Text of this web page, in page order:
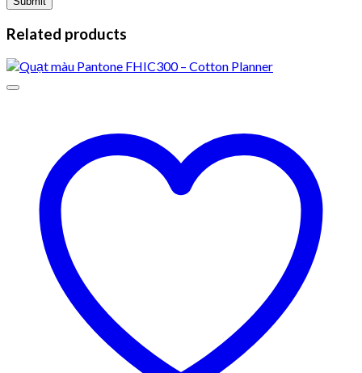
Related products